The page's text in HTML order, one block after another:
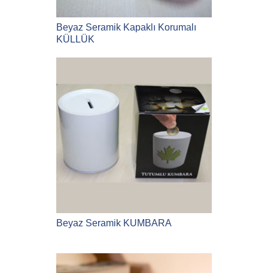
Beyaz Seramik Kapaklı Korumalı
KÜLLÜK
Beyaz Seramik KUMBARA